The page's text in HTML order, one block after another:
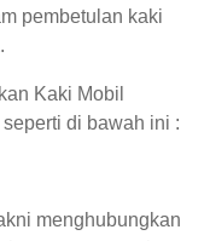
pembetulan kaki
Kaki Mobil
di bawah ini :
menghubungkan